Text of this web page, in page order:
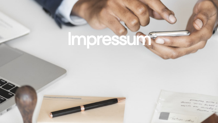
Impressum